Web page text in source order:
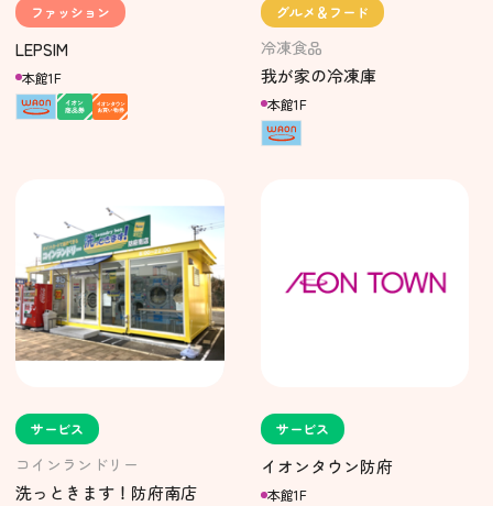
ファッション
LEPSIM
本館1F
グルメ＆フード
冷凍食品
我が家の冷凍庫
本館1F
サービス
コインランドリー
洗っときます！防府南店
サービス
イオンタウン防府
本館1F